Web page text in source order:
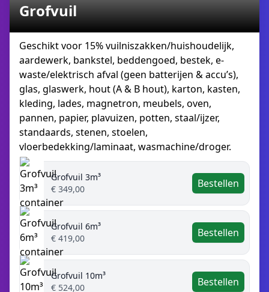
Grofvuil
Geschikt voor 15% vuilniszakken/huishoudelijk,
aardewerk, bankstel, beddengoed, bestek, e-
waste/elektrisch afval (geen batterijen & accu’s),
glas, glaswerk, hout (A & B hout), karton, kasten,
kleding, lades, magnetron, meubels, oven,
pannen, papier, plavuizen, potten, staal/ijzer,
standaards, stenen, stoelen,
vloerbedekking/laminaat, wasmachine/droger.
Grofvuil 3m³
€ 349,00
Bestellen
Grofvuil 6m³
€ 419,00
Bestellen
Grofvuil 10m³
€ 524,00
Bestellen